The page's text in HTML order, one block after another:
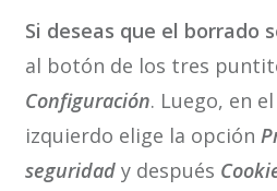
Si deseas que el borrado
al botón de los tres
Configuración. Luego, en
izquierdo elige la opción
seguridad y después